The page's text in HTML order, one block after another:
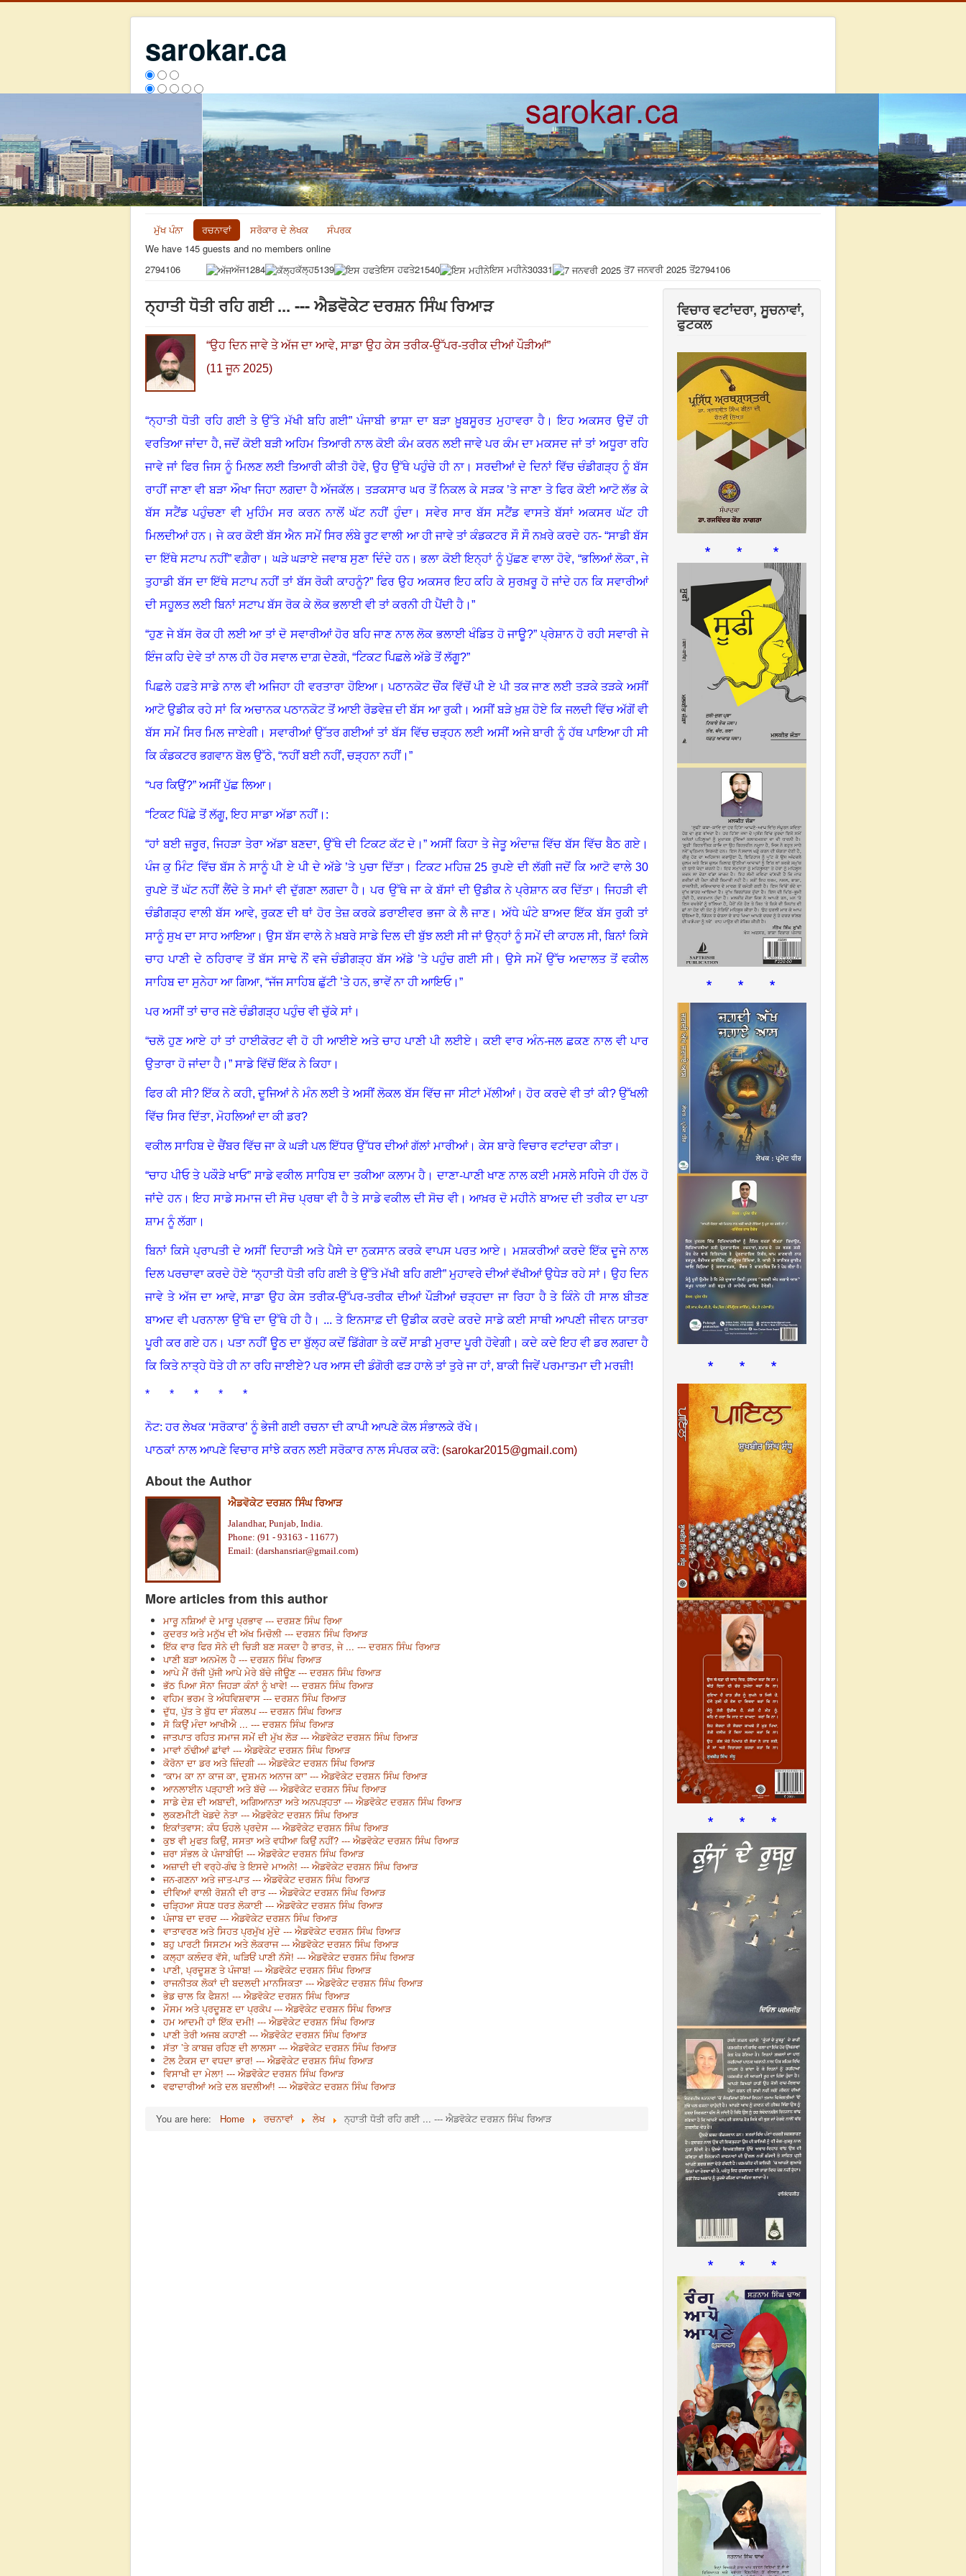
sarokar.ca
ਮੁੱਖ ਪੰਨਾ ਰਚਨਾਵਾਂ ਸਰੋਕਾਰ ਦੇ ਲੇਖਕ
ਸੰਪਰਕ
We have 145 guests and no members online
2794106
ਅੱਜ1284 ਕੱਲ੍ਹ5139 ਇਸ ਹਫਤੇ21540 ਇਸ ਮਹੀਨੇ30331 7 ਜਨਵਰੀ 2025 ਤੋਂ2794106
ਨ੍ਹਾਤੀ ਧੋਤੀ ਰਹਿ ਗਈ ... --- ਐਡਵੋਕੇਟ ਦਰਸ਼ਨ ਸਿੰਘ ਰਿਆੜ
“ਉਹ ਦਿਨ ਜਾਵੇ ਤੇ ਅੱਜ ਦਾ ਆਵੇ, ਸਾਡਾ ਉਹ ਕੇਸ ਤਰੀਕ-ਉੱਪਰ-ਤਰੀਕ ਦੀਆਂ ਪੌੜੀਆਂ”
(11 ਜੂਨ 2025)
“ਨ੍ਹਾਤੀ ਧੋਤੀ ਰਹਿ ਗਈ ਤੇ ਉੱਤੇ ਮੱਖੀ ਬਹਿ ਗਈ” ਪੰਜਾਬੀ ਭਾਸ਼ਾ ਦਾ ਬੜਾ ਖ਼ੂਬਸੂਰਤ ਮੁਹਾਵਰਾ ਹੈ।ਇਹ ਅਕਸਰ ਉਦੋਂ ਹੀ
ਵਰਤਿਆ ਜਾਂਦਾ ਹੈ, ਜਦੋਂ ਕੋਈ ਬੜੀ ਅਹਿਮ ਤਿਆਰੀ ਨਾਲ ਕੋਈ ਕੰਮ ਕਰਨ ਲਈ ਜਾਵੇ ਪਰ ਕੰਮ ਦਾ ਮਕਸਦ ਜਾਂ ਤਾਂ ਅਧੂਰਾ ਰਹਿ
ਜਾਵੇ ਜਾਂ ਫਿਰ ਜਿਸ ਨੂੰ ਮਿਲਣ ਲਈ ਤਿਆਰੀ ਕੀਤੀ ਹੋਵੇ, ਉਹ ਉੱਥੇ ਪਹੁੰਚੇ ਹੀ ਨਾ । ਸਰਦੀਆਂ ਦੇ ਦਿਨਾਂ ਵਿੱਚ ਚੰਡੀਗੜ੍ਹ ਨੂੰ ਬੱਸ
ਰਾਹੀਂ ਜਾਣਾ ਵੀ ਬੜਾ ਔਖਾ ਜਿਹਾ ਲਗਦਾ ਹੈ ਅੱਜਕੱਲ ।ਤੜਕਸਾਰ ਘਰ ਤੋਂ ਨਿਕਲ ਕੇ ਸੜਕ ’ਤੇ ਜਾਣਾ ਤੇ ਫਿਰ ਕੋਈ ਆਟੋ ਲੱਭ ਕੇ
ਬੱਸ ਸਟੈਂਡ ਪਹੁੰਚਣਾ ਵੀ ਮੁਹਿੰਮ ਸਰ ਕਰਨ ਨਾਲੋਂ ਘੱਟ ਨਹੀਂ ਹੁੰਦਾ। ਸਵੇਰ ਸਾਰ ਬੱਸ ਸਟੈਂਡ ਵਾਸਤੇ ਬੱਸਾਂ ਅਕਸਰ ਘੱਟ ਹੀ
ਮਿਲਦੀਆਂ ਹਨ।ਜੇ ਕਰ ਕੋਈ ਬੱਸ ਐਨ ਸਮੇਂ ਸਿਰ ਲੰਬੇ ਰੂਟ ਵਾਲੀ ਆ ਹੀ ਜਾਵੇ ਤਾਂ ਕੰਡਕਟਰ ਸੌ ਸੌ ਨਖ਼ਰੇ ਕਰਦੇ ਹਨ- “ਸਾਡੀ ਬੱਸ
ਦਾ ਇੱਥੇ ਸਟਾਪ ਨਹੀਂ” ਵਗ਼ੈਰਾ। ਘੜੇ ਘੜਾਏ ਜਵਾਬ ਸੁਣਾ ਦਿੰਦੇ ਹਨ।ਭਲਾ ਕੋਈ ਇਨ੍ਹਾਂ ਨੂੰ ਪੁੱਛਣ ਵਾਲਾ ਹੋਵੇ, “ਭਲਿਆਂ ਲੋਕਾ,ਜੇ
ਤੁਹਾਡੀ ਬੱਸ ਦਾ ਇੱਥੇ ਸਟਾਪ ਨਹੀਂ ਤਾਂ ਬੱਸ ਰੋਕੀ ਕਾਹਨੂੰ?” ਫਿਰ ਉਹ ਅਕਸਰ ਇਹ ਕਹਿ ਕੇ ਸੁਰਖ਼ਰੂ ਹੋ ਜਾਂਦੇ ਹਨ ਕਿ ਸਵਾਰੀਆਂ
ਦੀ ਸਹੂਲਤ ਲਈ ਬਿਨਾਂ ਸਟਾਪ ਬੱਸ ਰੋਕ ਕੇ ਲੋਕ ਭਲਾਈ ਵੀ ਤਾਂ ਕਰਨੀ ਹੀ ਪੈਂਦੀ ਹੈ । ”
“ਹੁਣ ਜੇ ਬੱਸ ਰੋਕ ਹੀ ਲਈ ਆ ਤਾਂ ਦੋ ਸਵਾਰੀਆਂ ਹੋਰ ਬਹਿ ਜਾਣ ਨਾਲ ਲੋਕ ਭਲਾਈ ਖੰਡਿਤ ਹੋ ਜਾਊ?” ਪ੍ਰੇਸ਼ਾਨ ਹੋ ਰਹੀ ਸਵਾਰੀ ਜੇ
ਇੰਜ ਕਹਿ ਦੇਵੇ ਤਾਂ ਨਾਲ ਹੀ ਹੋਰ ਸਵਾਲ ਦਾਗ਼ ਦੇਣਗੇ, “ਟਿਕਟ ਪਿਛਲੇ ਅੱਡੇ ਤੋਂ ਲੱਗੂ?”
ਪਿਛਲੇ ਹਫ਼ਤੇ ਸਾਡੇ ਨਾਲ ਵੀ ਅਜਿਹਾ ਹੀ ਵਰਤਾਰਾ ਹੋਇਆ।ਪਠਾਨਕੋਟ ਚੌਂਕ ਵਿੱਚੋਂ ਪੀ ਏ ਪੀ ਤਕ ਜਾਣ ਲਈ ਤੜਕੇ ਤੜਕੇ ਅਸੀਂ
ਆਟੋ ਉਡੀਕ ਰਹੇ ਸਾਂ ਕਿ ਅਚਾਨਕ ਪਠਾਨਕੋਟ ਤੋਂ ਆਈ ਰੋਡਵੇਜ਼ ਦੀ ਬੱਸ ਆ ਰੁਕੀ। ਅਸੀਂ ਬੜੇ ਖ਼ੁਸ਼ ਹੋਏ ਕਿ ਜਲਦੀ ਵਿੱਚ ਅੱਗੋਂ ਵੀ
ਬੱਸ ਸਮੇਂ ਸਿਰ ਮਿਲ ਜਾਏਗੀ। ਸਵਾਰੀਆਂ ਉੱਤਰ ਗਈਆਂ ਤਾਂ ਬੱਸ ਵਿੱਚ ਚੜ੍ਹਨ ਲਈ ਅਸੀਂ ਅਜੇ ਬਾਰੀ ਨੂੰ ਹੱਥ ਪਾਇਆ ਹੀ ਸੀ
ਕਿ ਕੰਡਕਟਰ ਭਗਵਾਨ ਬੋਲ ਉੱਠੇ, “ਨਹੀਂ ਬਈ ਨਹੀਂ, ਚੜ੍ਹਨਾ ਨਹੀਂ। ”
“ਪਰ ਕਿਉਂ?” ਅਸੀਂ ਪੁੱਛ ਲਿਆ।
“ਟਿਕਟ ਪਿੱਛੇ ਤੋਂ ਲੱਗੂ, ਇਹ ਸਾਡਾ ਅੱਡਾ ਨਹੀਂ। :
“ਹਾਂ ਬਈ ਜ਼ਰੂਰ, ਜਿਹੜਾ ਤੇਰਾ ਅੱਡਾ ਬਣਦਾ, ਉੱਥੇ ਦੀ ਟਿਕਟ ਕੱਟ ਦੇ ।”ਅਸੀਂ ਕਿਹਾ ਤੇ ਜੇਤੂ ਅੰਦਾਜ਼ ਵਿੱਚ ਬੱਸ ਵਿੱਚ ਬੈਠ ਗਏ ।
ਪੰਜ ਕੁ ਮਿੰਟ ਵਿੱਚ ਬੱਸ ਨੇ ਸਾਨੂੰ ਪੀ ਏ ਪੀ ਦੇ ਅੱਡੇ ’ਤੇ ਪੁਚਾ ਦਿੱਤਾ।ਟਿਕਟ ਮਹਿਜ਼ 25 ਰੁਪਏ ਦੀ ਲੱਗੀ ਜਦੋਂ ਕਿ ਆਟੋ ਵਾਲੇ30
ਰੁਪਏ ਤੋਂ ਘੱਟ ਨਹੀਂ ਲੈਂਦੇ ਤੇ ਸਮਾਂ ਵੀ ਦੁੱਗਣਾ ਲਗਦਾ ਹੈ ।ਪਰ ਉੱਥੇ ਜਾ ਕੇ ਬੱਸਾਂ ਦੀ ਉਡੀਕ ਨੇ ਪ੍ਰੇਸ਼ਾਨ ਕਰ ਦਿੱਤਾ। ਜਿਹੜੀ ਵੀ
ਚੰਡੀਗੜ੍ਹ ਵਾਲੀ ਬੱਸ ਆਵੇ, ਰੁਕਣ ਦੀ ਥਾਂ ਹੋਰ ਤੇਜ਼ ਕਰਕੇ ਡਰਾਈਵਰ ਭਜਾ ਕੇ ਲੈ ਜਾਣ। ਅੱਧੇ ਘੰਟੇ ਬਾਅਦ ਇੱਕ ਬੱਸ ਰੁਕੀ ਤਾਂ
ਸਾਨੂੰ ਸੁਖ ਦਾ ਸਾਹ ਆਇਆ।ਉਸ ਬੱਸ ਵਾਲੇ ਨੇ ਖ਼ਬਰੇ ਸਾਡੇ ਦਿਲ ਦੀ ਬੁੱਝ ਲਈ ਸੀ ਜਾਂ ਉਨ੍ਹਾਂ ਨੂੰ ਸਮੇਂ ਦੀ ਕਾਹਲ ਸੀ, ਬਿਨਾਂ ਕਿਸੇ
ਚਾਹ ਪਾਣੀ ਦੇ ਠਹਿਰਾਵ ਤੋਂ ਬੱਸ ਸਾਢੇ ਨੌਂ ਵਜੇ ਚੰਡੀਗੜ੍ਹ ਬੱਸ ਅੱਡੇ ’ਤੇ ਪਹੁੰਚ ਗਈ ਸੀ। ਉਸੇ ਸਮੇਂ ਉੱਚ ਅਦਾਲਤ ਤੋਂ ਵਕੀਲ
ਸਾਹਿਬ ਦਾ ਸੁਨੇਹਾ ਆ ਗਿਆ, “ਜੱਜ ਸਾਹਿਬ ਛੁੱਟੀ ’ਤੇ ਹਨ,ਭਾਵੇਂ ਨਾ ਹੀ ਆਇਓ।”
ਪਰ ਅਸੀਂ ਤਾਂ ਚਾਰ ਜਣੇ ਚੰਡੀਗੜ੍ਹ ਪਹੁੰਚ ਵੀ ਚੁੱਕੇ ਸਾਂ ।
“ਚਲੋ ਹੁਣ ਆਏ ਹਾਂ ਤਾਂ ਹਾਈਕੋਰਟ ਵੀ ਹੋ ਹੀ ਆਈਏ ਅਤੇ ਚਾਹ ਪਾਣੀ ਪੀ ਲਈਏ। ਕਈ ਵਾਰ ਅੰਨ-ਜਲ ਛਕਣ ਨਾਲ ਵੀ ਪਾਰ
ਉਤਾਰਾ ਹੋ ਜਾਂਦਾ ਹੈ ।” ਸਾਡੇ ਵਿੱਚੋਂ ਇੱਕ ਨੇ ਕਿਹਾ ।
ਫਿਰ ਕੀ ਸੀ?ਇੱਕ ਨੇ ਕਹੀ, ਦੂਜਿਆਂ ਨੇ ਮੰਨ ਲਈ ਤੇ ਅਸੀਂ ਲੋਕਲ ਬੱਸ ਵਿੱਚ ਜਾ ਸੀਟਾਂ ਮੱਲੀਆਂ।ਹੋਰ ਕਰਦੇ ਵੀ ਤਾਂ ਕੀ?ਉੱਖਲੀ
ਵਿੱਚ ਸਿਰ ਦਿੱਤਾ, ਮੋਹਲਿਆਂ ਦਾ ਕੀ ਡਰ?
ਵਕੀਲ ਸਾਹਿਬ ਦੇ ਚੈਂਬਰ ਵਿੱਚ ਜਾ ਕੇ ਘੜੀ ਪਲ ਇੱਧਰ ਉੱਧਰ ਦੀਆਂ ਗੱਲਾਂ ਮਾਰੀਆਂ।ਕੇਸ ਬਾਰੇ ਵਿਚਾਰ ਵਟਾਂਦਰਾ ਕੀਤਾ ।
“ਚਾਹ ਪੀਓ ਤੇ ਪਕੌੜੇ ਖਾਓ” ਸਾਡੇ ਵਕੀਲ ਸਾਹਿਬ ਦਾ ਤਕੀਆ ਕਲਾਮ ਹੈ ।ਦਾਣਾ-ਪਾਣੀ ਖਾਣ ਨਾਲ ਕਈ ਮਸਲੇ ਸਹਿਜੇ ਹੀ ਹੱਲ ਹੋ
ਜਾਂਦੇ ਹਨ।ਇਹ ਸਾਡੇ ਸਮਾਜ ਦੀ ਸੋਚ ਪ੍ਰਥਾ ਵੀ ਹੈ ਤੇ ਸਾਡੇ ਵਕੀਲ ਦੀ ਸੋਚ ਵੀ।ਆਖ਼ਰ ਦੋ ਮਹੀਨੇ ਬਾਅਦ ਦੀ ਤਰੀਕ ਦਾ ਪਤਾ
ਸ਼ਾਮ ਨੂੰ ਲੱਗਾ ।
ਬਿਨਾਂ ਕਿਸੇ ਪ੍ਰਾਪਤੀ ਦੇ ਅਸੀਂ ਦਿਹਾੜੀ ਅਤੇ ਪੈਸੇ ਦਾ ਨੁਕਸਾਨ ਕਰਕੇ ਵਾਪਸ ਪਰਤ ਆਏ । ਮਸ਼ਕਰੀਆਂ ਕਰਦੇ ਇੱਕ ਦੂਜੇ ਨਾਲ
ਦਿਲ ਪਰਚਾਵਾ ਕਰਦੇ ਹੋਏ “ਨ੍ਹਾਤੀ ਧੋਤੀ ਰਹਿ ਗਈ ਤੇ ਉੱਤੇ ਮੱਖੀ ਬਹਿ ਗਈ” ਮੁਹਾਵਰੇ ਦੀਆਂ ਵੱਖੀਆਂ ਉਧੇੜ ਰਹੇ ਸਾਂ। ਉਹ ਦਿਨ
ਜਾਵੇ ਤੇ ਅੱਜ ਦਾ ਆਵੇ, ਸਾਡਾ ਉਹ ਕੇਸ ਤਰੀਕ-ਉੱਪਰ-ਤਰੀਕ ਦੀਆਂ ਪੌੜੀਆਂ ਚੜ੍ਹਦਾ ਜਾ ਰਿਹਾ ਹੈ ਤੇ ਕਿੰਨੇ ਹੀ ਸਾਲ ਬੀਤਣ
ਬਾਅਦ ਵੀ ਪਰਨਾਲਾ ਉੱਥੇ ਦਾ ਉੱਥੇ ਹੀ ਹੈ। ... ਤੇ ਇਨਸਾਫ਼ ਦੀ ਉਡੀਕ ਕਰਦੇ ਕਰਦੇ ਸਾਡੇ ਕਈ ਸਾਥੀ ਆਪਣੀ ਜੀਵਨ ਯਾਤਰਾ
ਪੂਰੀ ਕਰ ਗਏ ਹਨ।ਪਤਾ ਨਹੀਂ ਊਠ ਦਾ ਬੁੱਲ੍ਹ ਕਦੋਂ ਡਿੱਗੇਗਾ ਤੇ ਕਦੋਂ ਸਾਡੀ ਮੁਰਾਦ ਪੂਰੀ ਹੋਵੇਗੀ। ਕਦੇ ਕਦੇ ਇਹ ਵੀ ਡਰ ਲਗਦਾ ਹੈ
ਕਿ ਕਿਤੇ ਨਾਤ੍ਹੇ ਧੋਤੇ ਹੀ ਨਾ ਰਹਿ ਜਾਈਏ?ਪਰ ਆਸ ਦੀ ਡੰਗੋਰੀ ਫੜ ਹਾਲੇ ਤਾਂ ਤੁਰੇ ਜਾ ਹਾਂ, ਬਾਕੀ ਜਿਵੇਂ ਪਰਮਾਤਮਾ ਦੀ ਮਰਜ਼ੀ!
* * * * *
ਨੋਟ: ਹਰ ਲੇਖਕ ‘ਸਰੋਕਾਰ’ ਨੂੰ ਭੇਜੀ ਗਈ ਰਚਨਾ ਦੀ ਕਾਪੀ ਆਪਣੇ ਕੋਲ ਸੰਭਾਲਕੇ ਰੱਖੇ।
ਪਾਠਕਾਂ ਨਾਲ ਆਪਣੇ ਵਿਚਾਰ ਸਾਂਝੇ ਕਰਨ ਲਈ ਸਰੋਕਾਰ ਨਾਲ ਸੰਪਰਕ ਕਰੋ: (sarokar2015@gmail.com)
About the Author
ਐਡਵੋਕੇਟ ਦਰਸ਼ਨ ਸਿੰਘ ਰਿਆੜ
Jalandhar, Punjab, India.
Phone: (91 - 93163 - 11677)
Email: (darshansriar@gmail.com)
More articles from this author
ਮਾਰੂ ਨਸ਼ਿਆਂ ਦੇ ਮਾਰੂ ਪ੍ਰਭਾਵ --- ਦਰਸ਼ਣ ਸਿੰਘ ਰਿਆ
ਕੁਦਰਤ ਅਤੇ ਮਨੁੱਖ ਦੀ ਅੱਖ ਮਿਚੋਲੀ --- ਦਰਸ਼ਨ ਸਿੰਘ ਰਿਆੜ
ਇੱਕ ਵਾਰ ਫਿਰ ਸੋਨੇ ਦੀ ਚਿੜੀ ਬਣ ਸਕਦਾ ਹੈ ਭਾਰਤ, ਜੇ ... --- ਦਰਸ਼ਨ ਸਿੰਘ ਰਿਆੜ
ਪਾਣੀ ਬੜਾ ਅਨਮੋਲ ਹੈ --- ਦਰਸ਼ਨ ਸਿੰਘ ਰਿਆੜ
ਆਪੇ ਮੈਂ ਰੱਜੀ ਪੁੱਜੀ ਆਪੇ ਮੇਰੇ ਬੱਚੇ ਜੀਊਣ --- ਦਰਸ਼ਨ ਸਿੰਘ ਰਿਆੜ
ਭੱਠ ਪਿਆ ਸੋਨਾ ਜਿਹੜਾ ਕੰਨਾਂ ਨੂੰ ਖਾਵੇ! --- ਦਰਸ਼ਨ ਸਿੰਘ ਰਿਆੜ
ਵਹਿਮ ਭਰਮ ਤੇ ਅੰਧਵਿਸ਼ਵਾਸ --- ਦਰਸ਼ਨ ਸਿੰਘ ਰਿਆੜ
ਦੁੱਧ, ਪੁੱਤ ਤੇ ਬੁੱਧ ਦਾ ਸੰਕਲਪ --- ਦਰਸ਼ਨ ਸਿੰਘ ਰਿਆੜ
ਸੋ ਕਿਉਂ ਮੰਦਾ ਆਖੀਐ ... --- ਦਰਸ਼ਨ ਸਿੰਘ ਰਿਆੜ
ਜਾਤਪਾਤ ਰਹਿਤ ਸਮਾਜ ਸਮੇਂ ਦੀ ਮੁੱਖ ਲੋੜ --- ਐਡਵੋਕੇਟ ਦਰਸ਼ਨ ਸਿੰਘ ਰਿਆੜ
ਮਾਵਾਂ ਠੰਢੀਆਂ ਛਾਂਵਾਂ --- ਐਡਵੋਕੇਟ ਦਰਸ਼ਨ ਸਿੰਘ ਰਿਆੜ
ਕੋਰੋਨਾ ਦਾ ਡਰ ਅਤੇ ਜ਼ਿੰਦਗੀ --- ਐਡਵੋਕੇਟ ਦਰਸ਼ਨ ਸਿੰਘ ਰਿਆੜ
“ਕਾਮ ਕਾ ਨਾ ਕਾਜ ਕਾ, ਦੁਸ਼ਮਨ ਅਨਾਜ ਕਾ” --- ਐਡਵੋਕੇਟ ਦਰਸ਼ਨ ਸਿੰਘ ਰਿਆੜ
ਆਨਲਾਈਨ ਪੜ੍ਹਾਈ ਅਤੇ ਬੱਚੇ --- ਐਡਵੋਕੇਟ ਦਰਸ਼ਨ ਸਿੰਘ ਰਿਆੜ
ਸਾਡੇ ਦੇਸ਼ ਦੀ ਅਬਾਦੀ, ਅਗਿਆਨਤਾ ਅਤੇ ਅਨਪੜ੍ਹਤਾ --- ਐਡਵੋਕੇਟ ਦਰਸ਼ਨ ਸਿੰਘ ਰਿਆੜ
ਲੁਕਣਮੀਟੀ ਖੇਡਦੇ ਨੇਤਾ --- ਐਡਵੋਕੇਟ ਦਰਸ਼ਨ ਸਿੰਘ ਰਿਆੜ
ਇਕਾਂਤਵਾਸ: ਕੰਧ ਓਹਲੇ ਪ੍ਰਦੇਸ --- ਐਡਵੋਕੇਟ ਦਰਸ਼ਨ ਸਿੰਘ ਰਿਆੜ
ਕੁਝ ਵੀ ਮੁਫਤ ਕਿਉਂ, ਸਸਤਾ ਅਤੇ ਵਧੀਆ ਕਿਉਂ ਨਹੀਂ? --- ਐਡਵੋਕੇਟ ਦਰਸ਼ਨ ਸਿੰਘ ਰਿਆੜ
ਜ਼ਰਾ ਸੰਭਲ ਕੇ ਪੰਜਾਬੀਓ! --- ਐਡਵੋਕੇਟ ਦਰਸ਼ਨ ਸਿੰਘ ਰਿਆੜ
ਅਜ਼ਾਦੀ ਦੀ ਵਰ੍ਹੇ-ਗੰਢ ਤੇ ਇਸਦੇ ਮਾਅਨੇ! --- ਐਡਵੋਕੇਟ ਦਰਸ਼ਨ ਸਿੰਘ ਰਿਆੜ
ਜਨ-ਗਣਨਾ ਅਤੇ ਜਾਤ-ਪਾਤ --- ਐਡਵੋਕੇਟ ਦਰਸ਼ਨ ਸਿੰਘ ਰਿਆੜ
ਦੀਵਿਆਂ ਵਾਲੀ ਰੋਸ਼ਨੀ ਦੀ ਰਾਤ --- ਐਡਵੋਕੇਟ ਦਰਸ਼ਨ ਸਿੰਘ ਰਿਆੜ
ਚੜ੍ਹਿਆ ਸੋਧਣ ਧਰਤ ਲੋਕਾਈ --- ਐਡਵੋਕੇਟ ਦਰਸ਼ਨ ਸਿੰਘ ਰਿਆੜ
ਪੰਜਾਬ ਦਾ ਦਰਦ --- ਐਡਵੋਕੇਟ ਦਰਸ਼ਨ ਸਿੰਘ ਰਿਆੜ
ਵਾਤਾਵਰਣ ਅਤੇ ਸਿਹਤ ਪ੍ਰਮੁੱਖ ਮੁੱਦੇ --- ਐਡਵੋਕੇਟ ਦਰਸ਼ਨ ਸਿੰਘ ਰਿਆੜ
ਬਹੁ ਪਾਰਟੀ ਸਿਸਟਮ ਅਤੇ ਲੋਕਰਾਜ --- ਐਡਵੋਕੇਟ ਦਰਸ਼ਨ ਸਿੰਘ ਰਿਆੜ
ਕਲ੍ਹਾ ਕਲੰਦਰ ਵੱਸੇ, ਘੜਿਓਂ ਪਾਣੀ ਨੱਸੇ! --- ਐਡਵੋਕੇਟ ਦਰਸ਼ਨ ਸਿੰਘ ਰਿਆੜ
ਪਾਣੀ, ਪ੍ਰਦੂਸ਼ਣ ਤੇ ਪੰਜਾਬ! --- ਐਡਵੋਕੇਟ ਦਰਸ਼ਨ ਸਿੰਘ ਰਿਆੜ
ਰਾਜਨੀਤਕ ਲੋਕਾਂ ਦੀ ਬਦਲਦੀ ਮਾਨਸਿਕਤਾ --- ਐਡਵੋਕੇਟ ਦਰਸ਼ਨ ਸਿੰਘ ਰਿਆੜ
ਭੇਡ ਚਾਲ ਕਿ ਫੈਸ਼ਨ! --- ਐਡਵੋਕੇਟ ਦਰਸ਼ਨ ਸਿੰਘ ਰਿਆੜ
ਮੌਸਮ ਅਤੇ ਪ੍ਰਦੂਸ਼ਣ ਦਾ ਪ੍ਰਕੋਪ --- ਐਡਵੋਕੇਟ ਦਰਸ਼ਨ ਸਿੰਘ ਰਿਆੜ
ਹਮ ਆਦਮੀ ਹਾਂ ਇੱਕ ਦਮੀ! --- ਐਡਵੋਕੇਟ ਦਰਸ਼ਨ ਸਿੰਘ ਰਿਆੜ
ਪਾਣੀ ਤੇਰੀ ਅਜਬ ਕਹਾਣੀ --- ਐਡਵੋਕੇਟ ਦਰਸ਼ਨ ਸਿੰਘ ਰਿਆੜ
ਸੱਤਾ ’ਤੇ ਕਾਬਜ਼ ਰਹਿਣ ਦੀ ਲਾਲਸਾ --- ਐਡਵੋਕੇਟ ਦਰਸ਼ਨ ਸਿੰਘ ਰਿਆੜ
ਟੋਲ ਟੈਕਸ ਦਾ ਵਧਦਾ ਭਾਰ! --- ਐਡਵੋਕੇਟ ਦਰਸ਼ਨ ਸਿੰਘ ਰਿਆੜ
ਵਿਸਾਖੀ ਦਾ ਮੇਲਾ! --- ਐਡਵੋਕੇਟ ਦਰਸ਼ਨ ਸਿੰਘ ਰਿਆੜ
ਵਫਾਦਾਰੀਆਂ ਅਤੇ ਦਲ ਬਦਲੀਆਂ! --- ਐਡਵੋਕੇਟ ਦਰਸ਼ਨ ਸਿੰਘ ਰਿਆੜ
You are here: Home ਰਚਨਾਵਾਂ ਲੇਖ ਨ੍ਹਾਤੀ ਧੋਤੀ ਰਹਿ ਗਈ ... --- ਐਡਵੋਕੇਟ ਦਰਸ਼ਨ ਸਿੰਘ ਰਿਆੜ
ਵਿਚਾਰ ਵਟਾਂਦਰਾ, ਸੂਚਨਾਵਾਂ,
ਫੁਟਕਲ
* * *
* * *
* * *
* * *
* * *